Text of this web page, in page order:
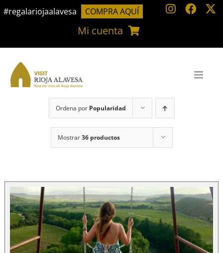
Saltar
#regalariojaalavesa COMPRA AQUÍ
Mi cuenta
Ordena por Popularidad
Mostrar36 productos